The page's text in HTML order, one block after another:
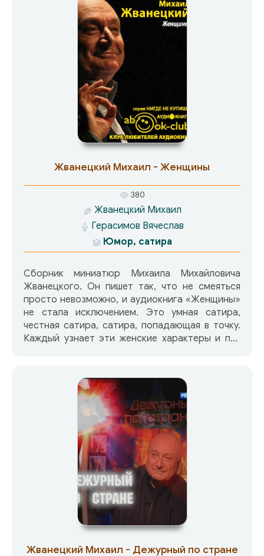
Жванецкий Михаил - Женщины
380
Жванецкий Михаил
Герасимов Вячеслав
Юмор, сатира
Сборник миниатюр Михаила Михайловича
Жванецкого. Он пишет так, что не смеяться
просто невозможно, и аудиокнига «Женщины»
не стала исключением. Это умная сатира,
честная сатира, сатира, попадающая в точку.
Каждый узнает эти женские характеры и по-
Жванецкий Михаил - Дежурный по стране